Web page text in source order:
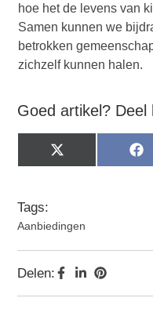
hoe het de levens van
Samen kunnen we
betrokken
zichzelf kunnen halen.
Goed artikel? Deel
X
(Twitter)
Tags:
Aanbiedingen
Delen: